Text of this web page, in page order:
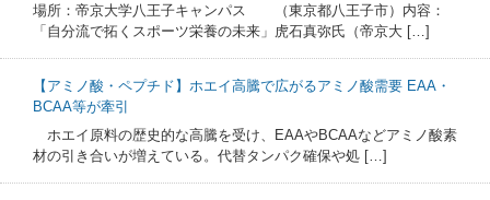
場所：帝京大学八王子キャンパス （東京都八王子市）内容：
「自分流で拓くスポーツ栄養の未来」虎石真弥氏（帝京大 […]
【アミノ酸・ペプチド】ホエイ高騰で広がるアミノ酸需要 EAA・
BCAA等が牽引
ホエイ原料の歴史的な高騰を受け、EAAやBCAAなどアミノ酸素
材の引き合いが増えている。代替タンパク確保や処 […]